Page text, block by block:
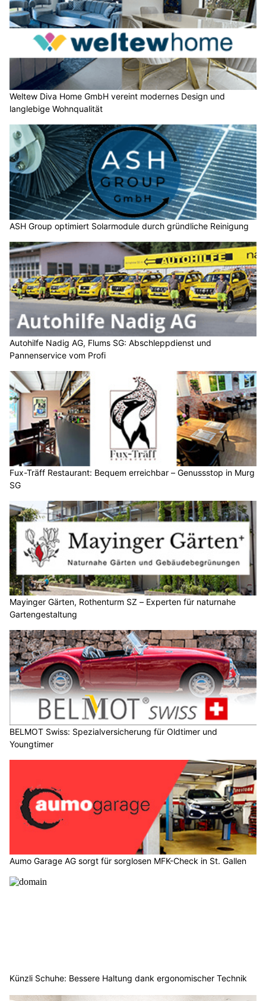
Weltew Diva Home GmbH vereint modernes Design und
langlebige Wohnqualität
ASH Group optimiert Solarmodule durch gründliche Reinigung
Autohilfe Nadig AG, Flums SG: Abschleppdienst und
Pannenservice vom Profi
Fux-Träff Restaurant: Bequem erreichbar – Genussstop in Murg
SG
Mayinger Gärten, Rothenturm SZ – Experten für naturnahe
Gartengestaltung
BELMOT Swiss: Spezialversicherung für Oldtimer und
Youngtimer
Aumo Garage AG sorgt für sorglosen MFK-Check in St. Gallen
Künzli Schuhe: Bessere Haltung dank ergonomischer Technik